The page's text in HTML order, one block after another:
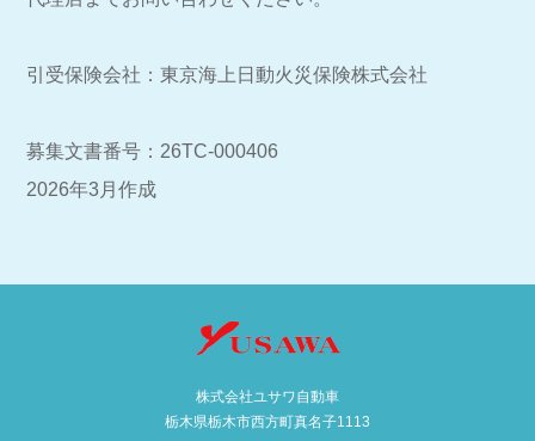
引受保険会社：東京海上日動火災保険株式会社
募集文書番号：26TC-000406
2026年3月作成
株式会社ユサワ自動車
栃木県栃木市西方町真名子1113